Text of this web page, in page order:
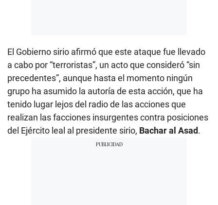
El Gobierno sirio afirmó que este ataque fue llevado
a cabo por “terroristas”, un acto que consideró “sin
precedentes”, aunque hasta el momento ningún
grupo ha asumido la autoría de esta acción, que ha
tenido lugar lejos del radio de las acciones que
realizan las facciones insurgentes contra posiciones
del Ejército leal al presidente sirio, Bachar al Asad.